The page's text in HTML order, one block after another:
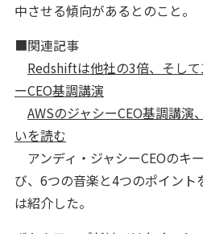
中させる傾向があるとのこと。
■関連記事
Redshiftは他社の3倍、そし
ーCEO基調講演
AWSのジャシーCEO基調講
いを読む
アンディ・ジャシーCEOのキ
び、6つの音楽と4つのポイント
は紹介した。